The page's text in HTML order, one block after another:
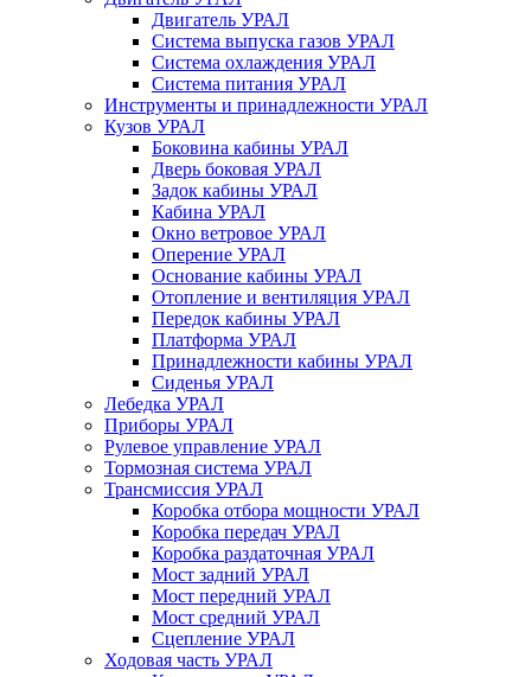
Двигатель УРАЛ
Система выпуска газов УРАЛ
Система охлаждения УРАЛ
Система питания УРАЛ
Инструменты и принадлежности УРАЛ
Кузов УРАЛ
Боковина кабины УРАЛ
Дверь боковая УРАЛ
Задок кабины УРАЛ
Кабина УРАЛ
Окно ветровое УРАЛ
Оперение УРАЛ
Основание кабины УРАЛ
Отопление и вентиляция УРАЛ
Передок кабины УРАЛ
Платформа УРАЛ
Принадлежности кабины УРАЛ
Сиденья УРАЛ
Лебедка УРАЛ
Приборы УРАЛ
Рулевое управление УРАЛ
Тормозная система УРАЛ
Трансмиссия УРАЛ
Коробка отбора мощности УРАЛ
Коробка передач УРАЛ
Коробка раздаточная УРАЛ
Мост задний УРАЛ
Мост передний УРАЛ
Мост средний УРАЛ
Сцепление УРАЛ
Ходовая часть УРАЛ